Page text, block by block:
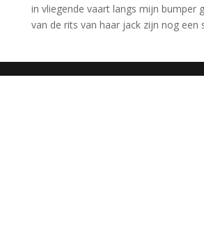
in vliegende vaart langs mijn bumper
van de rits van haar jack zijn nog een